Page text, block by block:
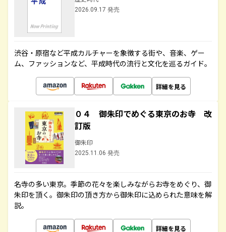
2026.09.17 発売
渋谷・原宿など平成カルチャーを象徴する街や、音楽、ゲー
ム、ファッションなど、平成時代の流行と文化を巡るガイド。
詳細を見る
０４ 御朱印でめぐる東京のお寺 改
訂版
御朱印
2025.11.06 発売
名寺の多い東京。季節の花々を楽しみながらお寺をめぐり、御
朱印を頂く。御朱印の頂き方から御朱印に込められた意味を解
説。
詳細を見る